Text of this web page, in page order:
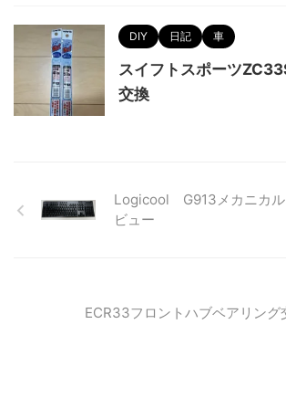
DIY 日記 車
スイフトスポーツ
交換
Logicool G913メカニカル
ビュー
ECR33フロントハブベアリング